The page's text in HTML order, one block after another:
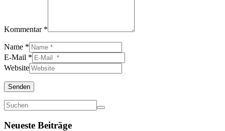
Kommentar *
Name *
E-Mail *
Website
Senden
Neueste Beiträge